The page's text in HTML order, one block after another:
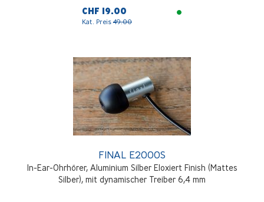
CHF 19.00
Kat. Preis49.00
FINAL E2000S
In-Ear-Ohrhörer, Aluminium Silber Eloxiert Finish (Mattes
Silber), mit dynamischer Treiber 6,4 mm